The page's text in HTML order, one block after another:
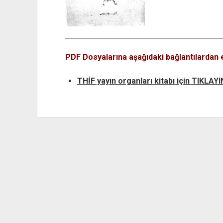
PDF Dosyalarına aşağıdaki
THİF yayın organları kitabı için